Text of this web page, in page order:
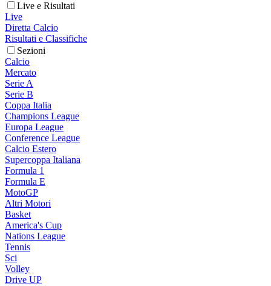
Live e Risultati
Live
Diretta Calcio
Risultati e Classifiche
Sezioni
Calcio
Mercato
Serie A
Serie B
Coppa Italia
Champions League
Europa League
Conference League
Calcio Estero
Supercoppa Italiana
Formula 1
Formula E
MotoGP
Altri Motori
Basket
America's Cup
Nations League
Tennis
Sci
Volley
Drive UP